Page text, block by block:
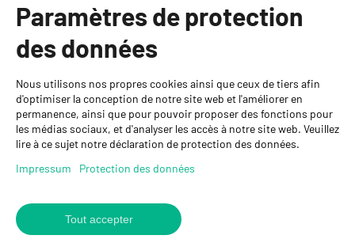
Informations
GYSO SA
Succursale Crissier
Chemin de Closalet 20
1023 Crissier
+41 21 637 70 90
www.gyso.ch
Paramètres de protection
des données
Nous utilisons nos propres cookies ainsi que ceux de tiers afin
d'optimiser la conception de notre site web et l'améliorer en
permanence, ainsi que pour pouvoir proposer des fonctions pour
les médias sociaux, et d'analyser les accès à notre site web. Veuillez
lire à ce sujet notre déclaration de protection des données.
Impressum
Protection des données
Tout accepter